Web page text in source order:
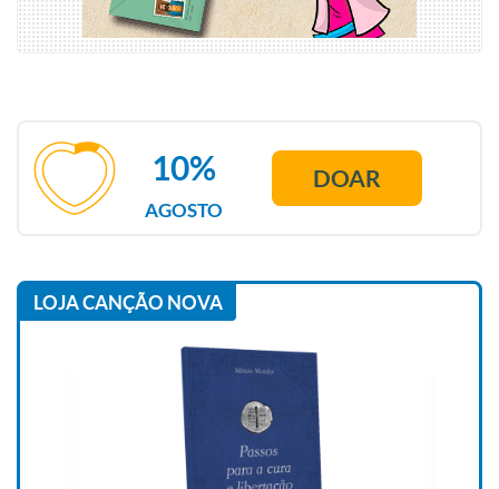
AGOSTO
10% DOAR
LOJA CANÇÃO NOVA